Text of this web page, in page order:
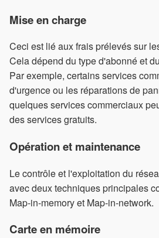
Mise en charge
Ceci est lié aux frais prélevés sur
Cela dépend du type d'abonné et
Par exemple, certains services
d'urgence ou les réparations de
quelques services commerciaux
des services gratuits.
Opération et maintenance
Le contrôle et l'exploitation du
avec deux techniques principales
Map-in-memory et Map-in-network.
Carte en mémoire